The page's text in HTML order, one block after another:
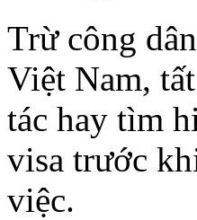
Trừ công
Việt Nam,
tác hay tìm
visa trước
việc.